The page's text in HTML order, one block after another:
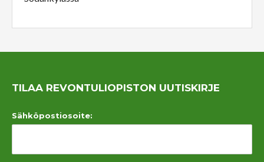
TILAA REVONTULIOPISTON UUTISKIRJE
Sähköpostiosoite: